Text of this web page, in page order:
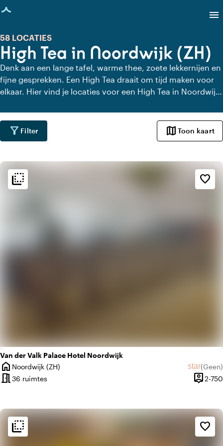
geladen
menu
High Tea in Noordwijk (ZH)
58 LOCATIES
Denk aan een lange tafel, warme thee, zoete lekkernijen en
fijne gesprekken. Een High Tea draait om tijd maken voor
elkaar. Hier vind je locaties voor een High Tea in Noordwijk
gewoon heel lekker eten. Even geen haast, alleen aandacht
voor elkaar en de lekkernijen.
filter_alt Filter map Toon kaart
Van der Valk Palace Hotel Noordwijk
home
Plaats
Noordwijk (ZH) star(Geen)
Geen
meeting_room36 ruimtes person_pin2-750
flip_to_back favorite_border
flip_to_back Sfeer en esthetiek
style
Hotel Chic
flip_to_back favorite_border
flip_to_back Sfeer en esthetiek
weekend
Klassiek